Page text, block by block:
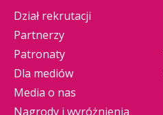
Dział rekrutacji
Partnerzy
Patronaty
Dla mediów
Media o nas
Nagrody i wyróżnienia